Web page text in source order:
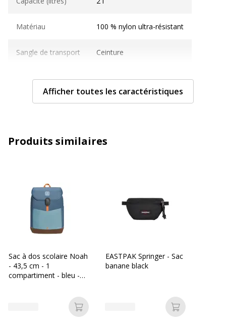
Matériau 100 % nylon ultra-résistant
Sangle de transport Ceinture
Type de fermeture Fermeture éclair
Étui de ceinture
Quantité incluse
Données d'identification
Données d'identification
Marque EASTPAK
Dimensions et poids
Afficher toutes les caractéristiques
Produits similaires
Sac à dos scolaire Noah
- 43,5 cm - 1
compartiment - bleu -
Ajouter au panier
EASTPAK Springer - Sac
banane black
Ajouter au